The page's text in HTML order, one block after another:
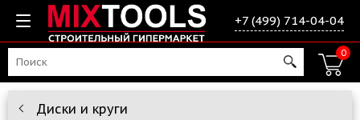
+7 (499) 714-04-04
0
Диски и круги